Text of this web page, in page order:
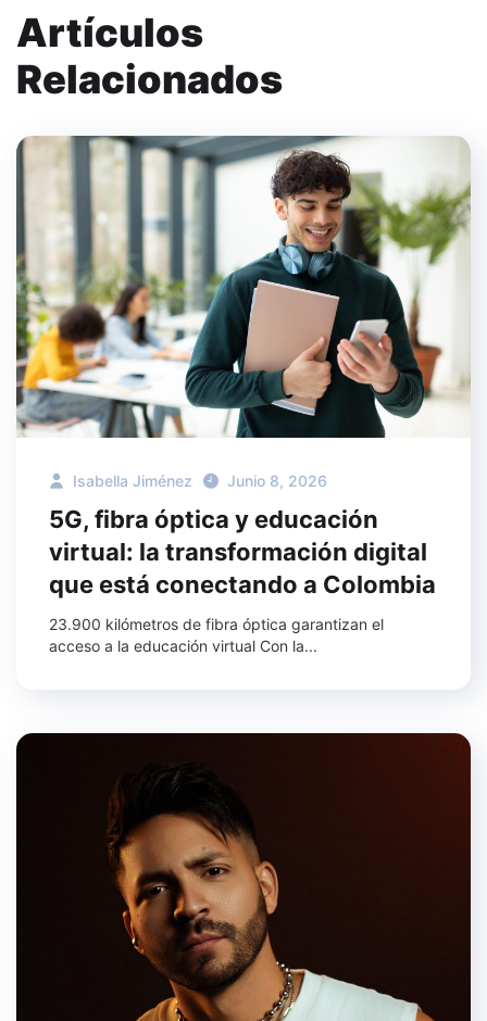
Artículos
Relacionados
Isabella Jiménez Junio 8, 2026
5G, fibra óptica y educación
virtual: la transformación digital
que está conectando a Colombia
23.900 kilómetros de fibra óptica garantizan el
acceso a la educación virtual Con la...